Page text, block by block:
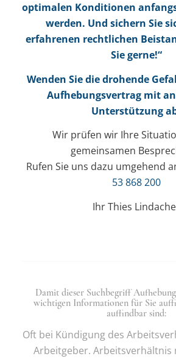
optimalen Konditionen
werden. Und sichern Sie
erfahrenen rechtlichen
Sie gerne!“
Wenden Sie die drohende
Aufhebungsvertrag mit
Unterstützung
Wir prüfen wir Ihre
gemeinsamen
Rufen Sie uns dazu umgehend
53 868 200
Ihr Thies
Damit dieser Suchbegriff
wichtigen Informationen für Sie
auffindbar sind:
Oft bei Kündigung des
Arbeitgeber. Arbeitsverhältnis